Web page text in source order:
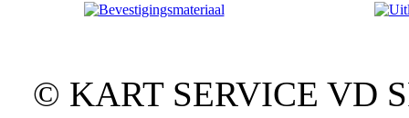
© KART SERVICE VD